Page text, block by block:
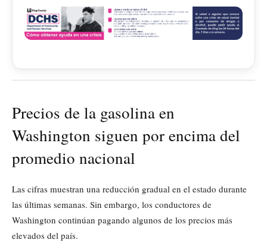
Precios de la gasolina en
Washington siguen por encima del
promedio nacional
Las cifras muestran una reducción gradual en el estado durante
las últimas semanas. Sin embargo, los conductores de
Washington continúan pagando algunos de los precios más
elevados del país.